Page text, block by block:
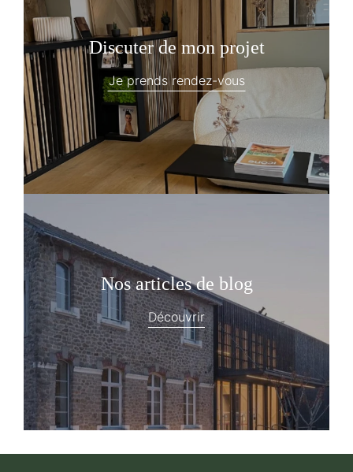
Discuter de mon projet
Je prends rendez-vous
Nos articles de blog
Découvrir